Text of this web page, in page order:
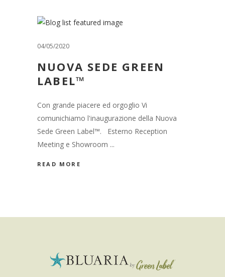
04/05/2020
NUOVA SEDE GREEN
LABEL™
Con grande piacere ed orgoglio Vi
comunichiamo l'inaugurazione della Nuova
Sede Green Label™. Esterno Reception
Meeting e Showroom
READ MORE